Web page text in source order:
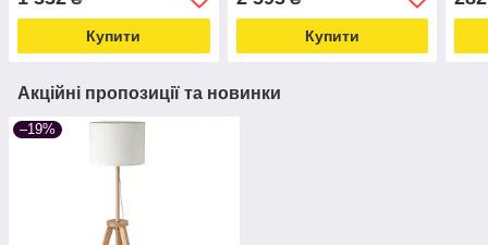
Купити Купити
Акційні пропозиції та новинки
–19%